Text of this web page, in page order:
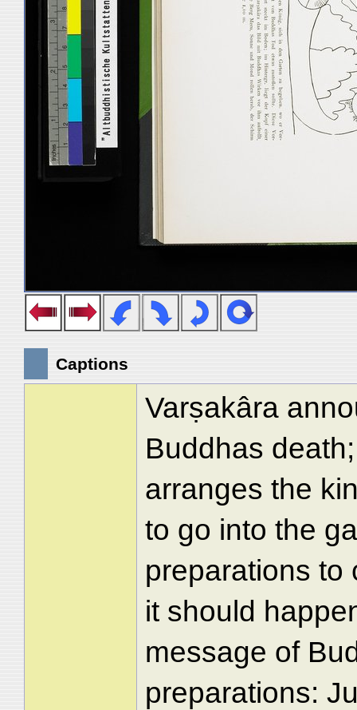
Captions
Varṣakâra
Buddhas
arranges the
to go into the
preparations to
it should
message of
preparations: